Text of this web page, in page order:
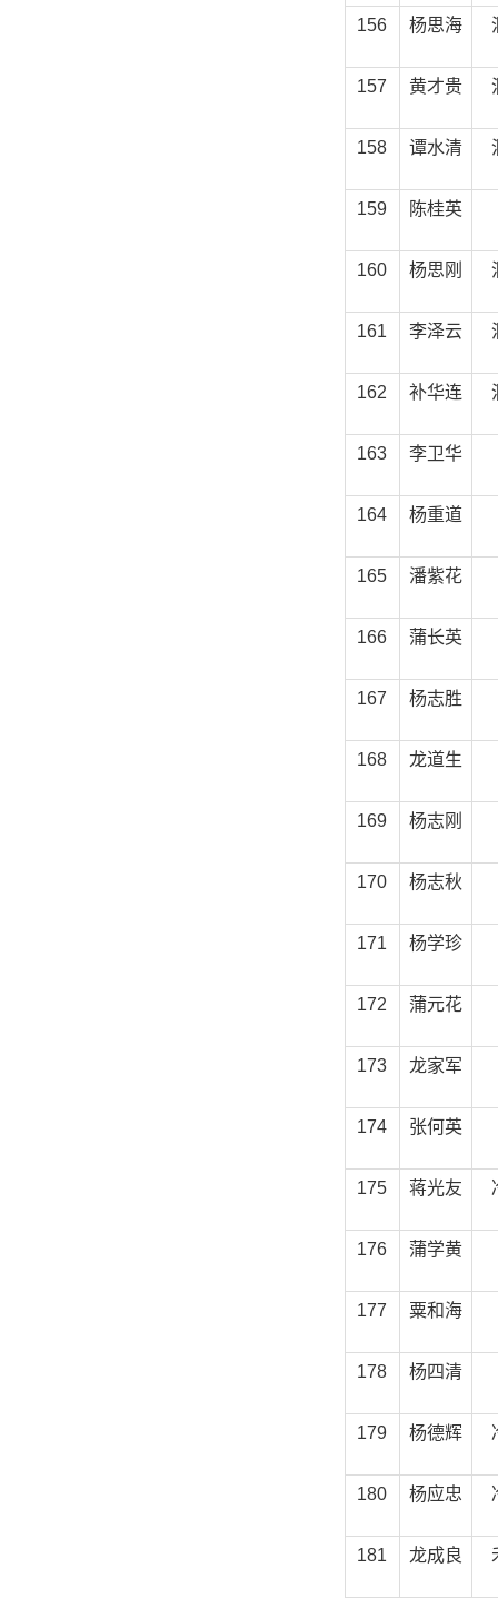
156 杨思海
157 黄才贵
158 谭水清
159 陈桂英
160 杨思刚
161 李泽云
162 补华连
163 李卫华
164 杨重道
165 潘紫花
166 蒲长英
167 杨志胜
168 龙道生
169 杨志刚
170 杨志秋
171 杨学珍
172 蒲元花
173 龙家军
174 张何英
175 蒋光友
176 蒲学黄
177 粟和海
178 杨四清
179 杨德辉
180 杨应忠
181 龙成良